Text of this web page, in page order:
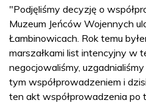
"Podjęliśmy decyzję o
Muzeum Jeńców Wojennych
Łambinowicach. Rok temu
marszałkami list intencyjny w
negocjowaliśmy,
tym współprowadzeniem i
ten akt współprowadzenia po